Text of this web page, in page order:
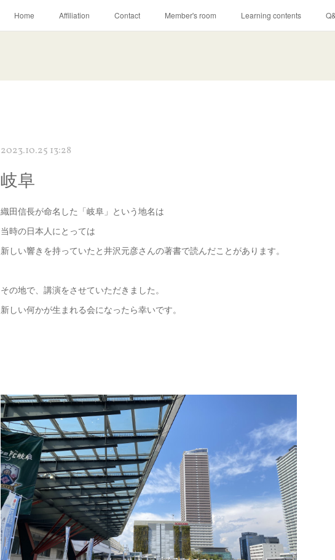
Home Affiliation Contact Member's room Learning contents
2023.10.25 13:28
岐阜
織田信長が命名した「岐阜」という地名は
当時の日本人にとっては
新しい響きを持っていたと井沢元彦さんの著書で読んだことがあります。
その地で、講演をさせていただきました。
新しい何かが生まれる会になったら幸いです。